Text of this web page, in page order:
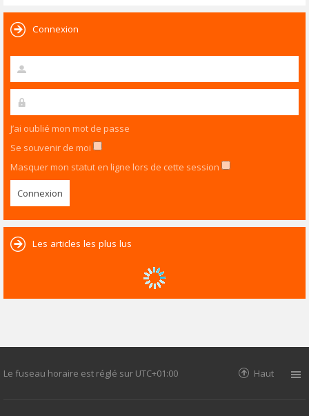
Connexion
J’ai oublié mon mot de passe
Se souvenir de moi
Masquer mon statut en ligne lors de cette session
Les articles les plus lus
Le fuseau horaire est réglé sur UTC+01:00 Haut